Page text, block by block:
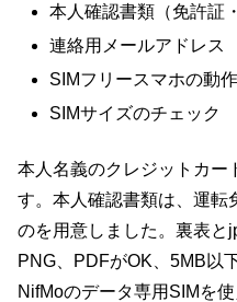
本人確認書類（免許証
連絡用メールアドレス
SIMフリースマホの動
SIMサイズのチェック
本人名義のクレジットカー
す。本人確認書類は、運転
のを用意しました。裏表と
PNG、PDFがOK、5MB以
NifMoのデータ専用SIMを